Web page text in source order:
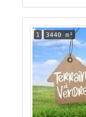
1 3440 m²